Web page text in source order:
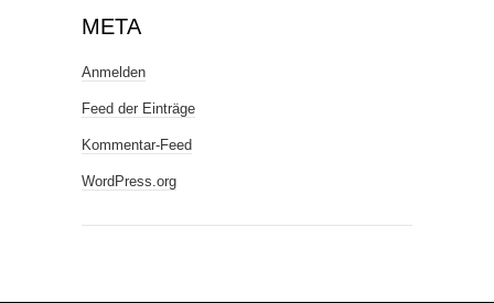
META
Anmelden
Feed der Einträge
Kommentar-Feed
WordPress.org